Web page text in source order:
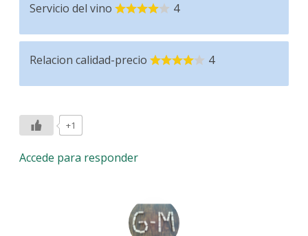
Servicio del vino 4
Relacion calidad-precio 4
+1
Accede para responder